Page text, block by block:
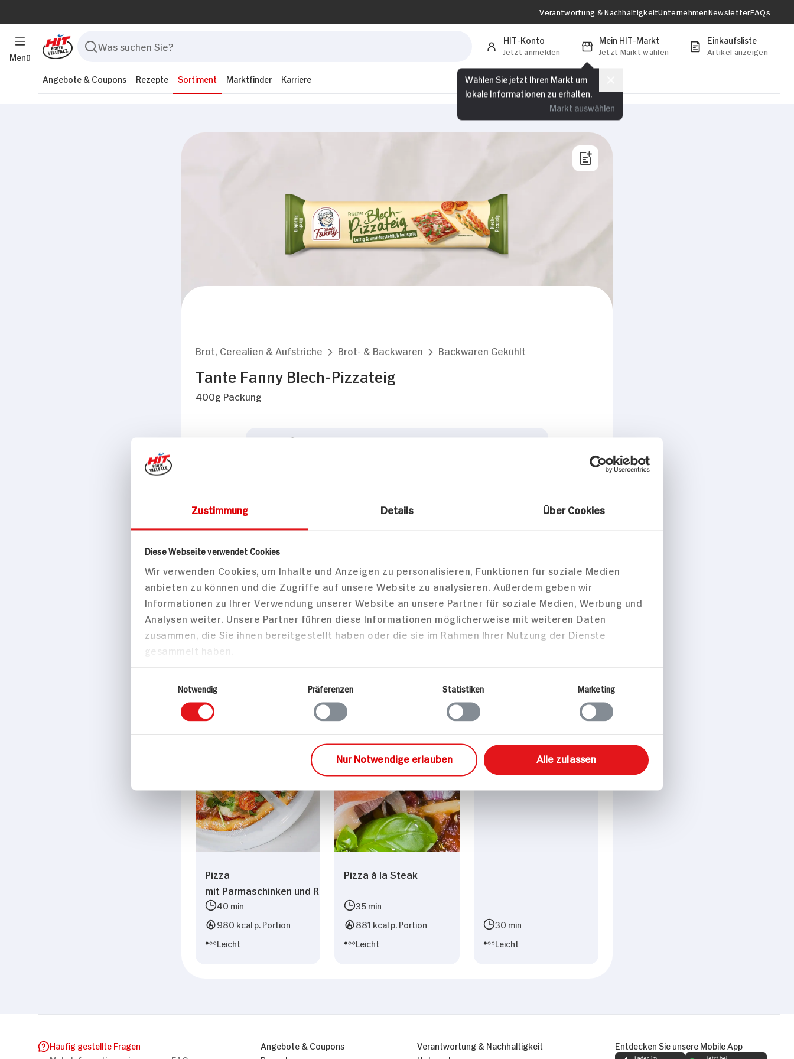
Zustimmung Details Über Cookies
Diese Webseite verwendet Cookies
Wir verwenden Cookies, um Inhalte und Anzeigen zu personalisieren, Funktionen für soziale Medien
anbieten zu können und die Zugriffe auf unsere Website zu analysieren. Außerdem geben wir
Informationen zu Ihrer Verwendung unserer Website an unsere Partner für soziale Medien, Werbung und
Analysen weiter. Unsere Partner führen diese Informationen möglicherweise mit weiteren Daten
zusammen, die Sie ihnen bereitgestellt haben oder die sie im Rahmen Ihrer Nutzung der Dienste
gesammelt haben.
Notwendig
Präferenzen Statistiken Marketing
Nur Notwendige erlauben Alle zulassen
Menü
Verantwortung & NachhaltigkeitUnternehmenNewsletterFAQs
HIT-Konto
Jetzt anmelden
Mein HIT-Markt
Jetzt Markt wählen
Wählen Sie jetzt Ihren Markt um
lokale Informationen zu erhalten.
Markt auswählen
Einkaufsliste
Artikel anzeigen
Angebote & Coupons Rezepte Sortiment Marktfinder Karriere
Brot, Cerealien & Aufstriche Brot- & Backwaren Backwaren Gekühlt
Tante Fanny Blech-Pizzateig
400g Packung
Marke
Tante Fanny
Passende Rezepte
Pizza
mit Parmaschinken und Rucola
40 min
980 kcal p. Portion
Leicht
Pizza à la Steak
35 min
881 kcal p. Portion
Leicht
Pizzabrötchen
30 min
Leicht
Häufig gestellte Fragen
Angebote & Coupons
Verantwortung & Nachhaltigkeit
Entdecken Sie unsere Mobile App